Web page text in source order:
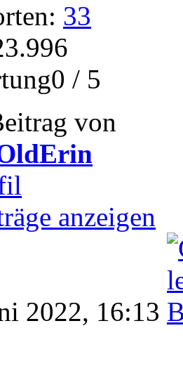
33
/ 5
von
anzeigen
2022, 16:13